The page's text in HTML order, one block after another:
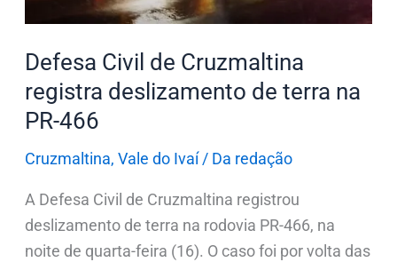
Defesa Civil de Cruzmaltina
registra deslizamento de terra na
PR-466
Cruzmaltina, Vale do Ivaí/ Da redação
A Defesa Civil de Cruzmaltina registrou
deslizamento de terra na rodovia PR-466, na
noite de quarta-feira (16). O caso foi por volta das
na
PR-
466